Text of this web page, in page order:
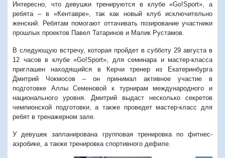
Интересно, что девушки тренируются в клубе «Go!Sport», а
ребята – в «Кентавре», так как новый клуб исключительно
женский. Ребятам помогают оттачивать позирование участники
прошлых проектов Павел Татаринов и Малик Рустамов.
В следующую встречу, которая пройдет в субботу 29 августа в
12 часов в клубе «Go!Sport», для семинара и мастер-класса
приглашен находящийся в Керчи тренер из Екатеринбурга
Дмитрий Чокмосов – он принимал активное участие в
подготовке Аллы Семеновой к турнирам международного и
национального уровня. Дмитрий выдаст несколько секретов
чемпионской подготовки, а также проведет мастер-класс для
ребят в тренажерном зале.
У девушек запланирована групповая тренировка по фитнес-
аэробике, а также тренировка спортивного дефиле.